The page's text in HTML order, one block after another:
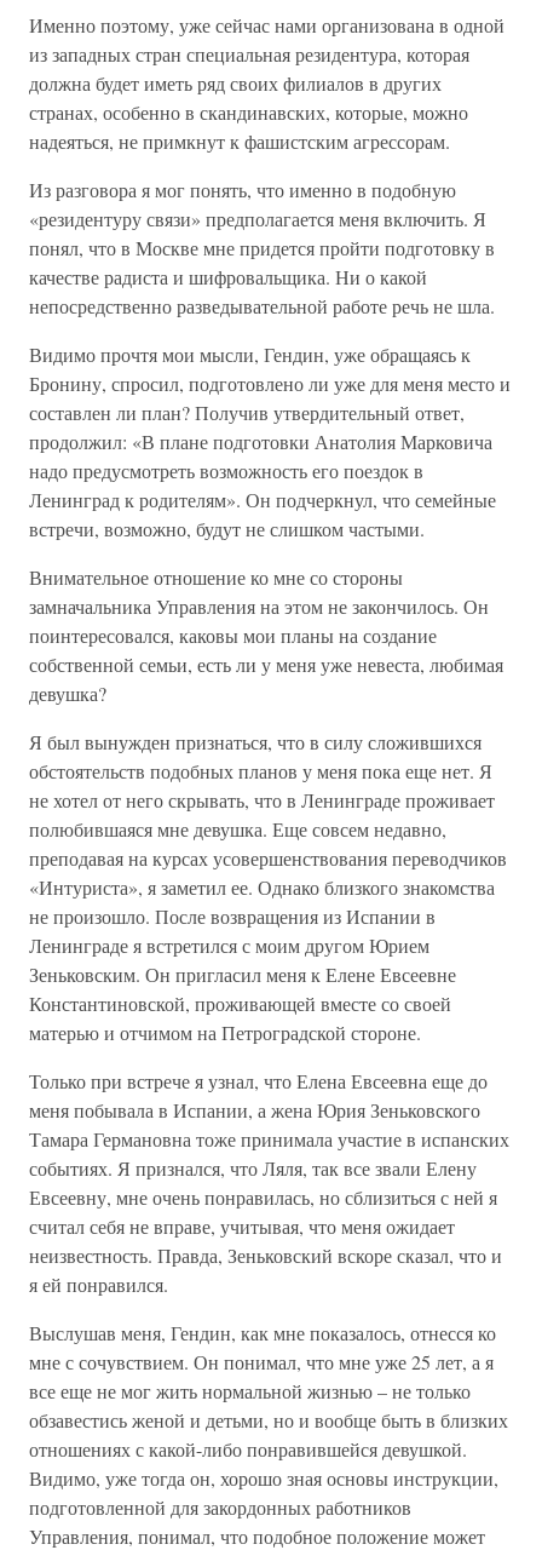
Именно поэтому, уже сейчас нами организована в одной
из западных стран специальная резидентура, которая
должна будет иметь ряд своих филиалов в других
странах, особенно в скандинавских, которые, можно
надеяться, не примкнут к фашистским агрессорам.
Из разговора я мог понять, что именно в подобную
«резидентуру связи» предполагается меня включить. Я
понял, что в Москве мне придется пройти подготовку в
качестве радиста и шифровальщика. Ни о какой
непосредственно разведывательной работе речь не шла.
Видимо прочтя мои мысли, Гендин, уже обращаясь к
Бронину, спросил, подготовлено ли уже для меня место и
составлен ли план? Получив утвердительный ответ,
продолжил: «В плане подготовки Анатолия Марковича
надо предусмотреть возможность его поездок в
Ленинград к родителям». Он подчеркнул, что семейные
встречи, возможно, будут не слишком частыми.
Внимательное отношение ко мне со стороны
замначальника Управления на этом не закончилось. Он
поинтересовался, каковы мои планы на создание
собственной семьи, есть ли у меня уже невеста, любимая
девушка?
Я был вынужден признаться, что в силу сложившихся
обстоятельств подобных планов у меня пока еще нет. Я
не хотел от него скрывать, что в Ленинграде проживает
полюбившаяся мне девушка. Еще совсем недавно,
преподавая на курсах усовершенствования переводчиков
«Интуриста», я заметил ее. Однако близкого знакомства
не произошло. После возвращения из Испании в
Ленинграде я встретился с моим другом Юрием
Зеньковским. Он пригласил меня к Елене Евсеевне
Константиновской, проживающей вместе со своей
матерью и отчимом на Петроградской стороне.
Только при встрече я узнал, что Елена Евсеевна еще до
меня побывала в Испании, а жена Юрия Зеньковского
Тамара Германовна тоже принимала участие в испанских
событиях. Я признался, что Ляля, так все звали Елену
Евсеевну, мне очень понравилась, но сблизиться с ней я
считал себя не вправе, учитывая, что меня ожидает
неизвестность. Правда, Зеньковский вскоре сказал, что и
я ей понравился.
Выслушав меня, Гендин, как мне показалось, отнесся ко
мне с сочувствием. Он понимал, что мне уже 25 лет, а я
все еще не мог жить нормальной жизнью – не только
обзавестись женой и детьми, но и вообще быть в близких
отношениях с какой-либо понравившейся девушкой.
Видимо, уже тогда он, хорошо зная основы инструкции,
подготовленной для закордонных работников
Управления, понимал, что подобное положение может